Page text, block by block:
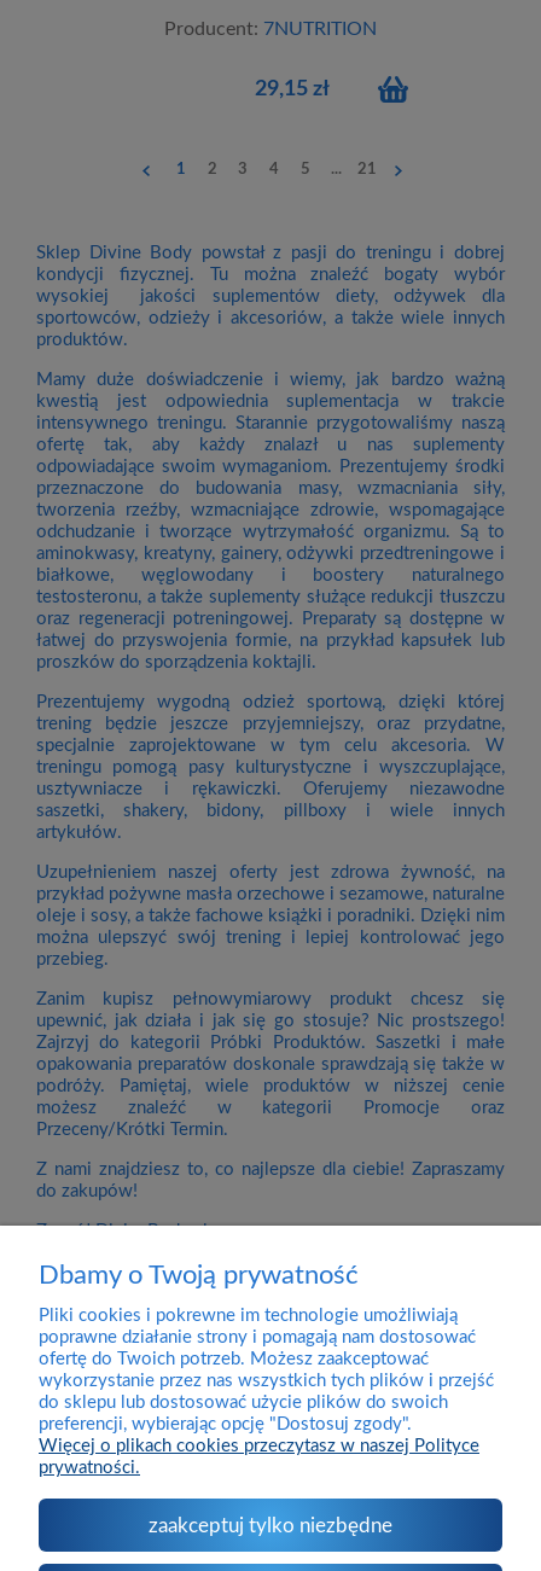
Producent: 7NUTRITION
29,15 zł
1 2 3 4 5 ... 21
Sklep Divine Body powstał z pasji do treningu i dobrej
kondycji fizycznej. Tu można znaleźć bogaty wybór
wysokiej jakości suplementów diety, odżywek dla
sportowców, odzieży i akcesoriów, a także wiele innych
produktów.
Mamy duże doświadczenie i wiemy, jak bardzo ważną
kwestią jest odpowiednia suplementacja w trakcie
intensywnego treningu. Starannie przygotowaliśmy naszą
ofertę tak, aby każdy znalazł u nas suplementy
odpowiadające swoim wymaganiom. Prezentujemy środki
przeznaczone do budowania masy, wzmacniania siły,
tworzenia rzeźby, wzmacniające zdrowie, wspomagające
odchudzanie i tworzące wytrzymałość organizmu. Są to
aminokwasy, kreatyny, gainery, odżywki przedtreningowe i
białkowe, węglowodany i boostery naturalnego
testosteronu, a także suplementy służące redukcji tłuszczu
oraz regeneracji potreningowej. Preparaty są dostępne w
łatwej do przyswojenia formie, na przykład kapsułek lub
proszków do sporządzenia koktajli.
Prezentujemy wygodną odzież sportową, dzięki której
trening będzie jeszcze przyjemniejszy, oraz przydatne,
specjalnie zaprojektowane w tym celu akcesoria. W
treningu pomogą pasy kulturystyczne i wyszczuplające,
usztywniacze i rękawiczki. Oferujemy niezawodne
saszetki, shakery, bidony, pillboxy i wiele innych
artykułów.
Uzupełnieniem naszej oferty jest zdrowa żywność, na
przykład pożywne masła orzechowe i sezamowe, naturalne
oleje i sosy, a także fachowe książki i poradniki. Dzięki nim
można ulepszyć swój trening i lepiej kontrolować jego
przebieg.
Zanim kupisz pełnowymiarowy produkt chcesz się
upewnić, jak działa i jak się go stosuje? Nic prostszego!
Zajrzyj do kategorii Próbki Produktów. Saszetki i małe
opakowania preparatów doskonale sprawdzają się także w
podróży. Pamiętaj, wiele produktów w niższej cenie
możesz znaleźć w kategorii Promocje oraz
Przeceny/Krótki Termin.
Z nami znajdziesz to, co najlepsze dla ciebie! Zapraszamy
do zakupów!
Zespół DivineBody.pl
Dostawa
Pomoc
O firmie
Dbamy o Twoją prywatność
Pliki cookies i pokrewne im technologie umożliwiają
poprawne działanie strony i pomagają nam dostosować
ofertę do Twoich potrzeb. Możesz zaakceptować
wykorzystanie przez nas wszystkich tych plików i przejść
do sklepu lub dostosować użycie plików do swoich
preferencji, wybierając opcję "Dostosuj zgody".
Więcej o plikach cookies przeczytasz w naszej Polityce
prywatności.
zaakceptuj tylko niezbędne